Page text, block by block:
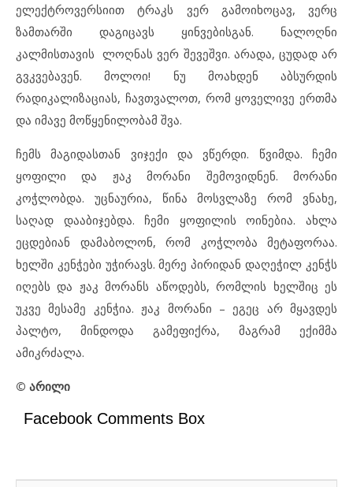
ელექტროვერსიით ტრაკს ვერ გამოიხოცავ, ვერც
ზამთარში დაგიცავს ყინვებისგან. ნალოღნი
კალმისთავის ლოღნას ვერ შევეშვი. არადა, ცუდად არ
გვკვებავენ. მოლოი! ნუ მოახდენ აბსურდის
რადიკალიზაციას, ჩავთვალოთ, რომ ყოველივე ერთმა
და იმავე მოწყენილობამ შვა.
ჩემს მაგიდასთან ვიჯექი და ვწერდი. წვიმდა. ჩემი
ყოფილი და ჟაკ მორანი შემოვიდნენ. მორანი
კოჭლობდა. უცნაურია, წინა მოსვლაზე რომ ვნახე,
საღად დააბიჯებდა. ჩემი ყოფილის ოინებია. ახლა
ეცდებიან დამაბოლონ, რომ კოჭლობა მეტაფორაა.
ხელში კენჭები უჭირავს. მერე პირიდან დაღეჭილ კენჭს
იღებს და ჟაკ მორანს აწოდებს, რომლის ხელშიც ეს
უკვე მესამე კენჭია. ჟაკ მორანი – ეგეც არ მყავდეს
პალტო, მინდოდა გამეფიქრა, მაგრამ ექიმმა
ამიკრძალა.
© არილი
Facebook Comments Box